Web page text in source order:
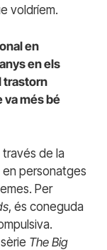
voldríem.
en
en els
trastorn
va més bé
de la
en personatges
Per
, és coneguda
The Big